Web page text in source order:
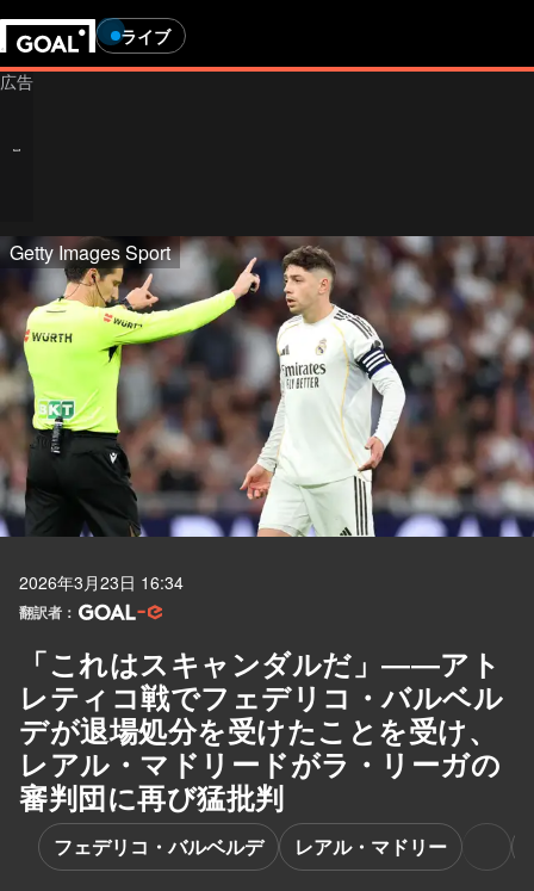
ライブ
Getty Images Sport
2026年3月23日 16:34
翻訳者：
「これはスキャンダルだ」――アト
レティコ戦でフェデリコ・バルベル
デが退場処分を受けたことを受け、
レアル・マドリードがラ・リーガの
審判団に再び猛批判
フェデリコ・バルベルデ レアル・マドリー